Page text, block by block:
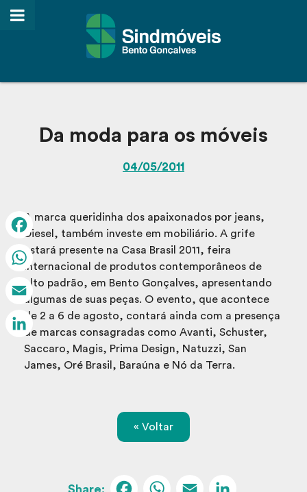
Da moda para os móveis
04/05/2011
A marca queridinha dos apaixonados por jeans,
Diesel, também investe em mobiliário. A grife
estará presente na Casa Brasil 2011, feira
internacional de produtos contemporâneos de
alto padrão, em Bento Gonçalves, apresentando
algumas de suas peças. O evento, que acontece
de 2 a 6 de agosto, contará ainda com a presença
de marcas consagradas como Avanti, Schuster,
Saccaro, Magis, Prima Design, Natuzzi, San
James, Oré Brasil, Baraúna e Nó da Terra.
« Voltar
Facebook
WhatsApp
Email
LinkedIn